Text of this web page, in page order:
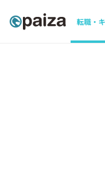
転職・
転
転